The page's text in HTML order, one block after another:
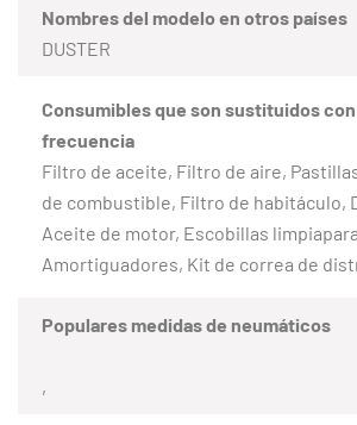
Nombres del modelo en otros países
DUSTER
Consumibles que son sustituidos
frecuencia
Filtro de aceite, Filtro de aire,
de combustible, Filtro de habitáculo,
Aceite de motor, Escobillas
Amortiguadores, Kit de correa de
Populares medidas de neumáticos
,